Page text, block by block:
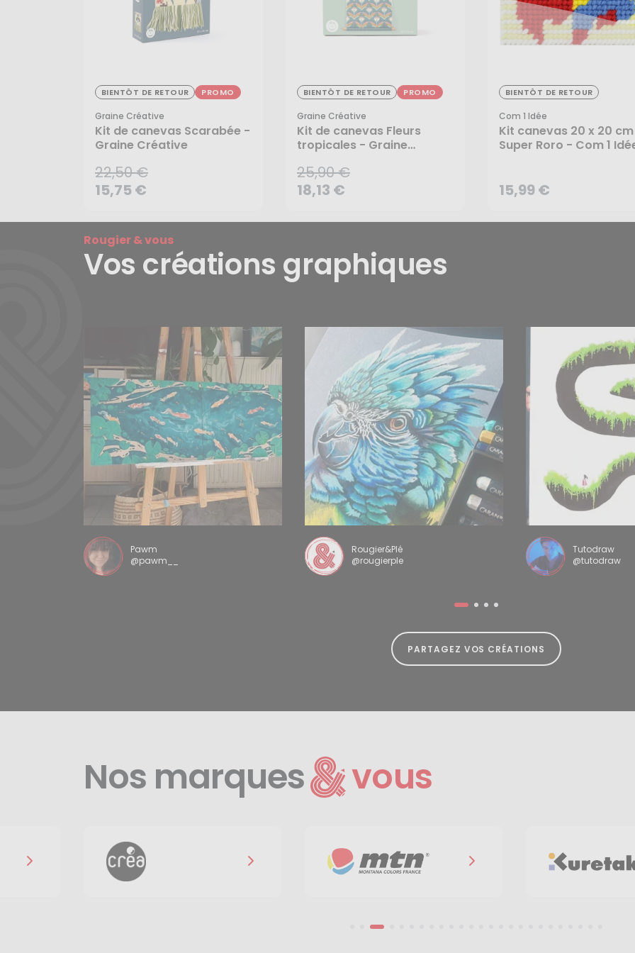
BIENTÔT DE RETOUR PROMO
Graine Créative
Kit de canevas Scarabée -
Graine Créative
22,50 €
15,75 €
22,50 €
15,75 €
CRÉER UNE ALERTE
BIENTÔT DE RETOUR PROMO
Graine Créative
Kit de canevas Fleurs
tropicales - Graine
25,90 €
18,13 €
25,90 €
18,13 €
CRÉER UNE ALERTE
BIENTÔT DE RETOUR
Com 1 Idée
Kit canevas 20 x 20 cm
Super Roro - Com 1
15,99 €
15,99 €
CRÉER UNE ALERTE
Rougier & vous
Vos créations graphiques
Pawm
@pawm__
Rougier&Plé
@rougierple
Tutodraw
@tutodraw
PARTAGEZ VOS CRÉATIONS
Nos marques vous